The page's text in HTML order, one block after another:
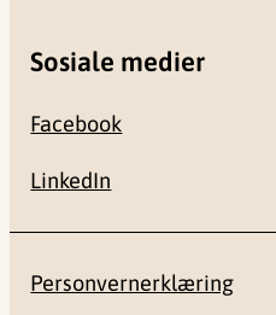
Sosiale medier
Facebook
LinkedIn
Personvernerklæring